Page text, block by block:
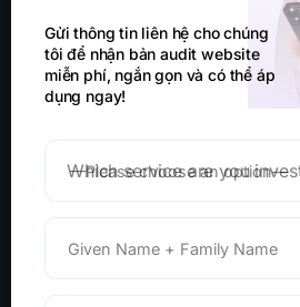
Gửi thông tin liên hệ cho chúng
tôi để nhận bản audit website
miễn phí, ngắn gọn và có thể áp
dụng ngay!
Which service are you